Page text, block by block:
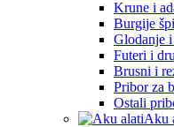
Krune i
Burgije
Glodanje
Futeri i
Brusni i
Pribor za
Ostali
Aku